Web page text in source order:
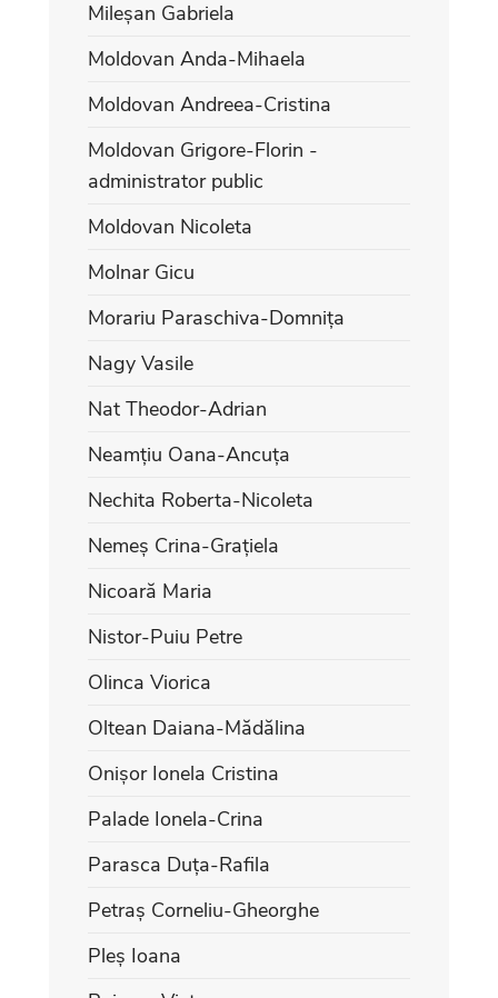
Mileșan Gabriela
Moldovan Anda-Mihaela
Moldovan Andreea-Cristina
Moldovan Grigore-Florin -
administrator public
Moldovan Nicoleta
Molnar Gicu
Morariu Paraschiva-Domnița
Nagy Vasile
Nat Theodor-Adrian
Neamțiu Oana-Ancuța
Nechita Roberta-Nicoleta
Nemeș Crina-Grațiela
Nicoară Maria
Nistor-Puiu Petre
Olinca Viorica
Oltean Daiana-Mădălina
Onișor Ionela Cristina
Palade Ionela-Crina
Parasca Duța-Rafila
Petraș Corneliu-Gheorghe
Pleș Ioana